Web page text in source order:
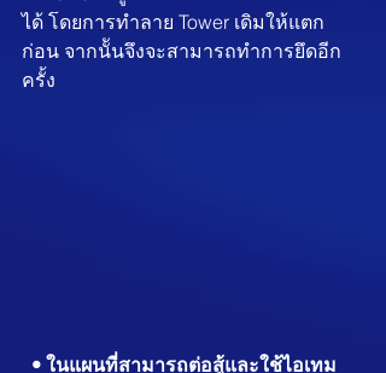
ได้ โดยการทำลาย Tower เดิมให้แตก
ก่อน จากนัันจึงจะสามารถทำการยึดอีก
ครั้ง